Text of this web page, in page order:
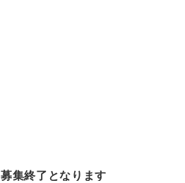
募集終了となります